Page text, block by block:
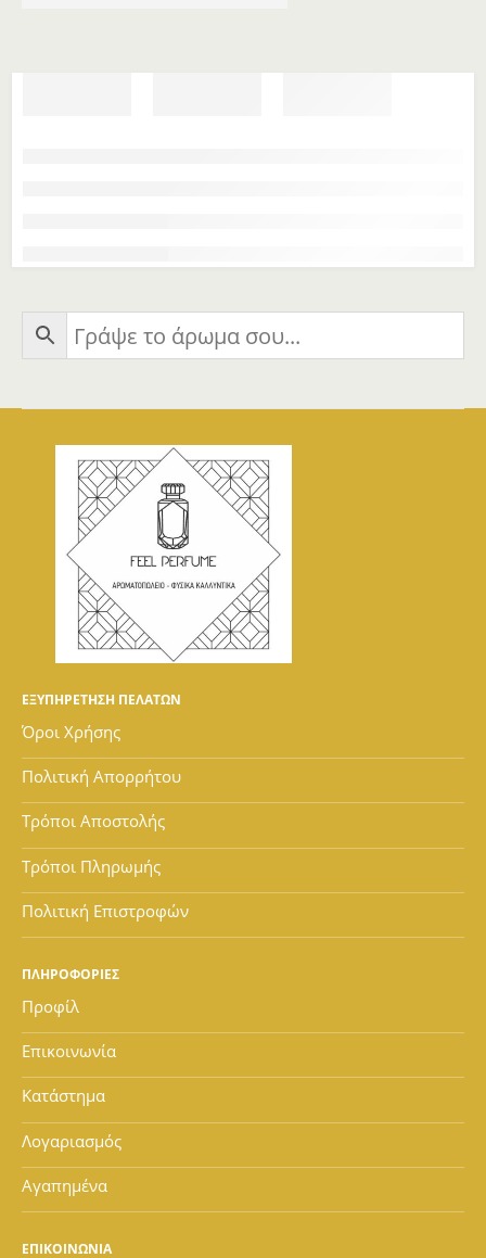
ΕΞΥΠΗΡΕΤΗΣΗ ΠΕΛΑΤΩΝ
Όροι Χρήσης
Πολιτική Απορρήτου
Τρόποι Αποστολής
Τρόποι Πληρωμής
Πολιτική Επιστροφών
ΠΛΗΡΟΦΟΡΙΕΣ
Προφίλ
Επικοινωνία
Κατάστημα
Λογαριασμός
Αγαπημένα
ΕΠΙΚΟΙΝΩΝΙΑ